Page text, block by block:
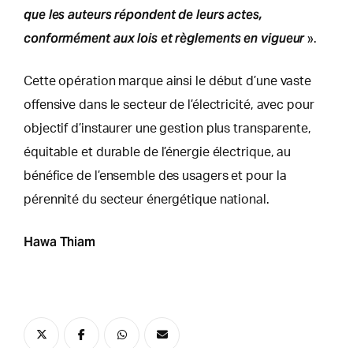
que les auteurs répondent de leurs actes,
conformément aux lois et règlements en vigueur».
Cette opération marque ainsi le début d’une vaste
offensive dans le secteur de l’électricité, avec pour
objectif d’instaurer une gestion plus transparente,
équitable et durable de l’énergie électrique, au
bénéfice de l’ensemble des usagers et pour la
pérennité du secteur énergétique national.
Hawa Thiam